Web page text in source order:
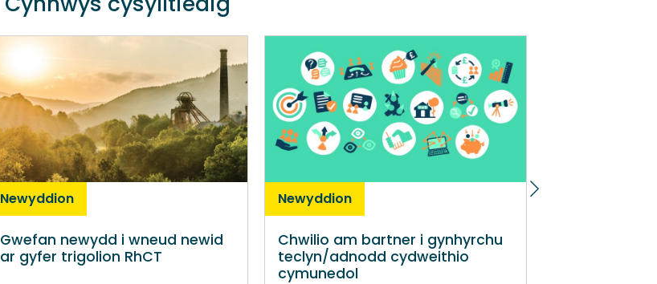
Newyddion
Gwefan newydd i wneud newid
ar gyfer trigolion RhCT
Newyddion
Chwilio am bartner i gynhyrchu
teclyn/adnodd cydweithio
cymunedol